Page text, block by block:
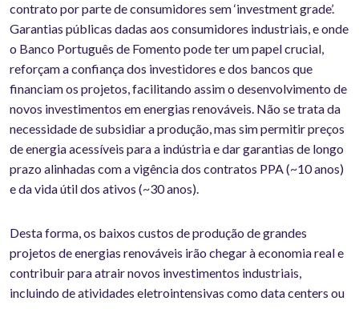
contrato por parte de consumidores sem ‘investment grade’.
Garantias públicas dadas aos consumidores industriais, e onde
o Banco Português de Fomento pode ter um papel crucial,
reforçam a confiança dos investidores e dos bancos que
financiam os projetos, facilitando assim o desenvolvimento de
novos investimentos em energias renováveis. Não se trata da
necessidade de subsidiar a produção, mas sim permitir preços
de energia acessíveis para a indústria e dar garantias de longo
prazo alinhadas com a vigência dos contratos PPA (~10 anos)
e da vida útil dos ativos (~30 anos).
Desta forma, os baixos custos de produção de grandes
projetos de energias renováveis irão chegar à economia real e
contribuir para atrair novos investimentos industriais,
incluindo de atividades eletrointensivas como data centers ou